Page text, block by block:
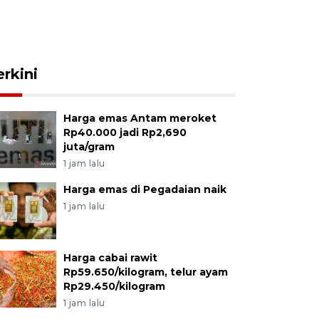
Harga emas Antam meroket
Rp40.000 jadi Rp2,690
juta/gram
1 jam lalu
Harga emas di Pegadaian naik
1 jam lalu
Harga cabai rawit
Rp59.650/kilogram, telur ayam
Rp29.450/kilogram
1 jam lalu